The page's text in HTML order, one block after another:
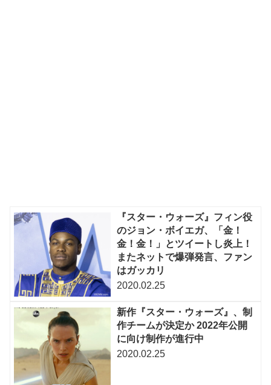
『スター・ウォーズ』フィン役
のジョン・ボイエガ、「金！
金！金！」とツイートし炎上！
またネットで爆弾発言、ファン
はガッカリ
2020.02.25
新作『スター・ウォーズ』、制
作チームが決定か 2022年公開
に向け制作が進行中
2020.02.25